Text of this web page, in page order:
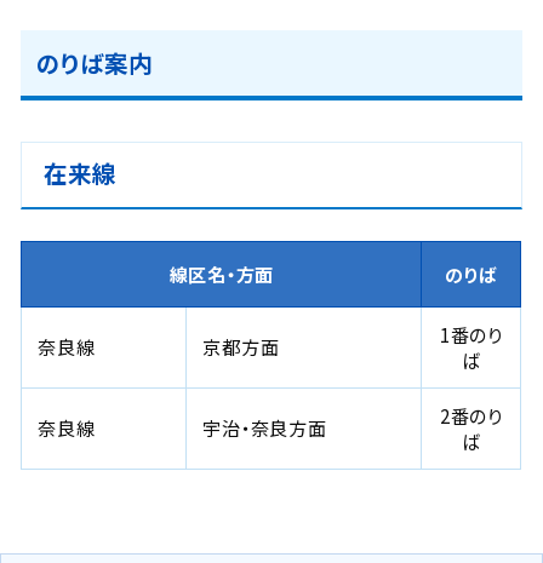
のりば案内
在来線
線区名・方面 のりば
奈良線 京都方面
1番のり
ば
奈良線 宇治・奈良方面
2番のり
ば